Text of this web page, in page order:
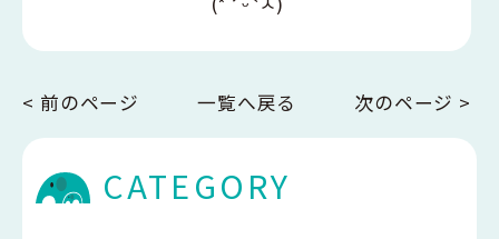
< 前のページ 一覧へ戻る 次のページ >
CATEGORY